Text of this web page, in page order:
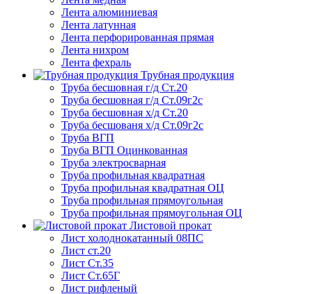
Лента алюминиевая
Лента латунная
Лента перфорированная прямая
Лента нихром
Лента фехраль
Трубная продукция
Труба бесшовная г/д Ст.20
Труба бесшовная г/д Ст.09г2с
Труба бесшовная х/д Ст.20
Труба бесшованя х/д Ст.09г2с
Труба ВГП
Труба ВГП Оцинкованная
Труба электросварная
Труба профильная квадратная
Труба профильная квадратная ОЦ
Труба профильная прямоугольная
Труба профильная прямоугольная ОЦ
Листовой прокат
Лист холоднокатанный 08ПС
Лист ст.20
Лист Ст.35
Лист Ст.65Г
Лист рифленый